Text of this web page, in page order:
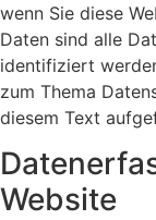
wenn Sie diese
Daten sind alle
identifiziert
zum Thema
diesem Text
Website